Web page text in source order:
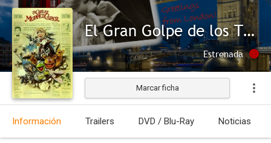
El Gran Golpe de los Teleñecos
Estrenada
Marcar ficha
Información Trailers DVD / Blu-Ray Noticias